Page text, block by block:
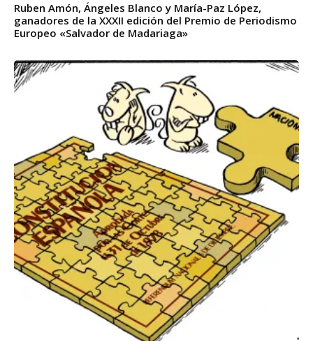
Ruben Amón, Ángeles Blanco y María-Paz López,
ganadores de la XXXII edición del Premio de Periodismo
Europeo «Salvador de Madariaga»